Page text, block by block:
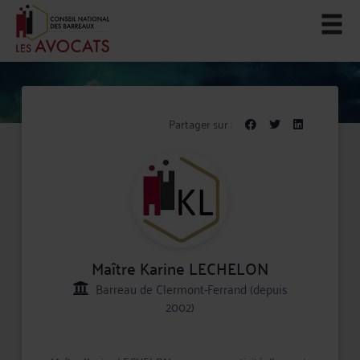
Partager sur :
Maître Karine LECHELON
Barreau de Clermont-Ferrand (depuis
2002)